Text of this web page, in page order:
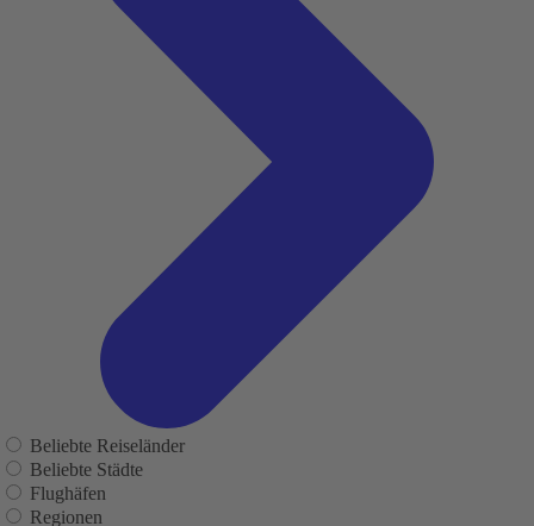
Beliebte Reiseländer
Beliebte Städte
Flughäfen
Regionen